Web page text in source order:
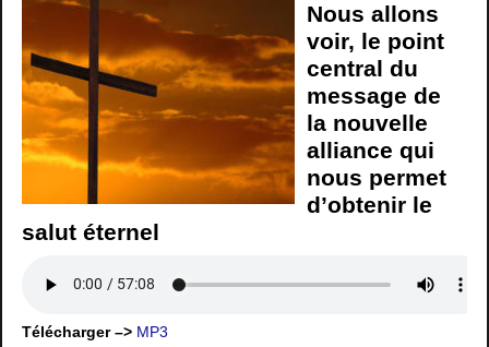
Nous allons
voir, le point
central du
message de
la nouvelle
alliance qui
nous permet
d’obtenir le
salut éternel
Télécharger –> MP3